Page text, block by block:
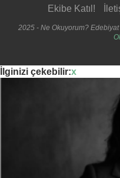
Ekibe Katıl!
2025 - Ne Okuyorum? Edebiyat
İlginizi çekebilir:x